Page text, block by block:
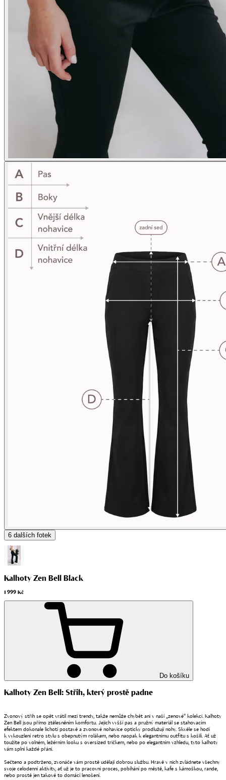
6 dalších fotek
Kalhoty Zen Bell Black
1 999 Kč
Do košíku
Kalhoty Zen Bell: Střih, který prostě padne
Zvonový střih se opět vrátil mezi trendy, takže nemůže chybět ani v naší „zenové“ kolekci. Kalhoty
Zen Bell jsou přímo ztělesněním komfortu. Jejich vyšší pas a pružný materiál se stahovacím
efektem dokonale lichotí postavě a zvonové nohavice opticky prodlužují nohy. Skvěle se hodí
k vykouzlení retro stylu s obepnutým rolákem, nebo naopak k elegantnímu outfitu s košilí. Ať už
toužíte po volném, ležérním looku s oversized tričkem, nebo po elegantním vzhledu, tyto kalhoty
vám splní každé přání.
Sečteno a podtrženo, zvonáče vám prostě udělají dobrou službu. Hravě v nich zvládnete všechny
svoje celodenní aktivity, ať už je to pracovní proces, pobíhání po městě, kafe s kámoškou, rande,
nebo prostě jen takové to domácí lenošení.